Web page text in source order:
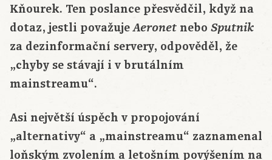
Kňourek. Ten poslance přesvědčil, když na
dotaz, jestli považujeAeronet nebo Sputnik
za dezinformační servery, odpověděl, že
„chyby se stávají i v brutálním
mainstreamu“.
Asi největší úspěch v propojování
„alternativy“ a „mainstreamu“ zaznamenal
loňským zvolením a letošním povýšením na